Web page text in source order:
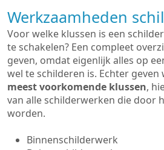
Werkzaamheden
Voor welke klussen is een
te schakelen? Een compleet
geven, omdat eigenlijk alles op
wel te schilderen is. Echter
meest voorkomende klussen,
van alle schilderwerken die door
worden.
Binnenschilderwerk